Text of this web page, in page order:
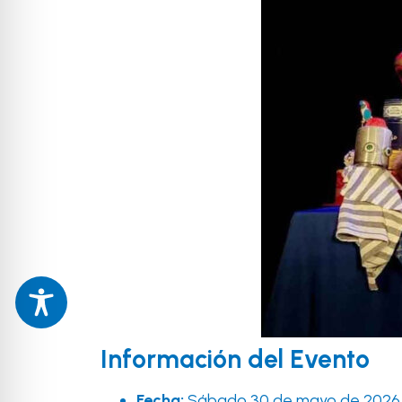
Información del Evento